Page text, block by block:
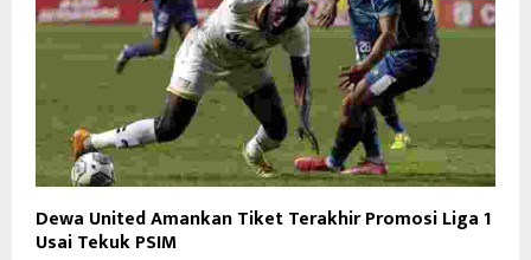
Dewa United Amankan Tiket Terakhir Promosi Liga 1
Usai Tekuk PSIM